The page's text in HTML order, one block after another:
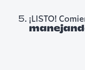
¡LISTO!